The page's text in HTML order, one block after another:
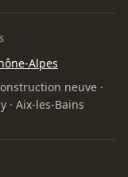
Alpes
neuve·
· Aix-les-Bains